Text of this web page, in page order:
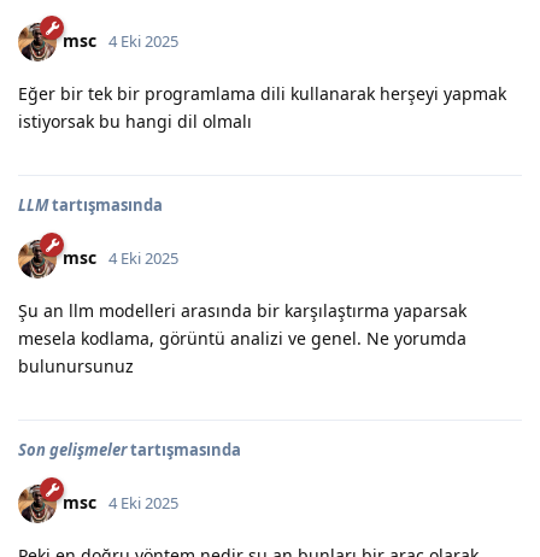
msc 4 Eki 2025
Eğer bir tek bir programlama dili kullanarak herşeyi yapmak
istiyorsak bu hangi dil olmalı
LLMtartışmasında
msc 4 Eki 2025
Şu an llm modelleri arasında bir karşılaştırma yaparsak
mesela kodlama, görüntü analizi ve genel. Ne yorumda
bulunursunuz
Son gelişmelertartışmasında
msc 4 Eki 2025